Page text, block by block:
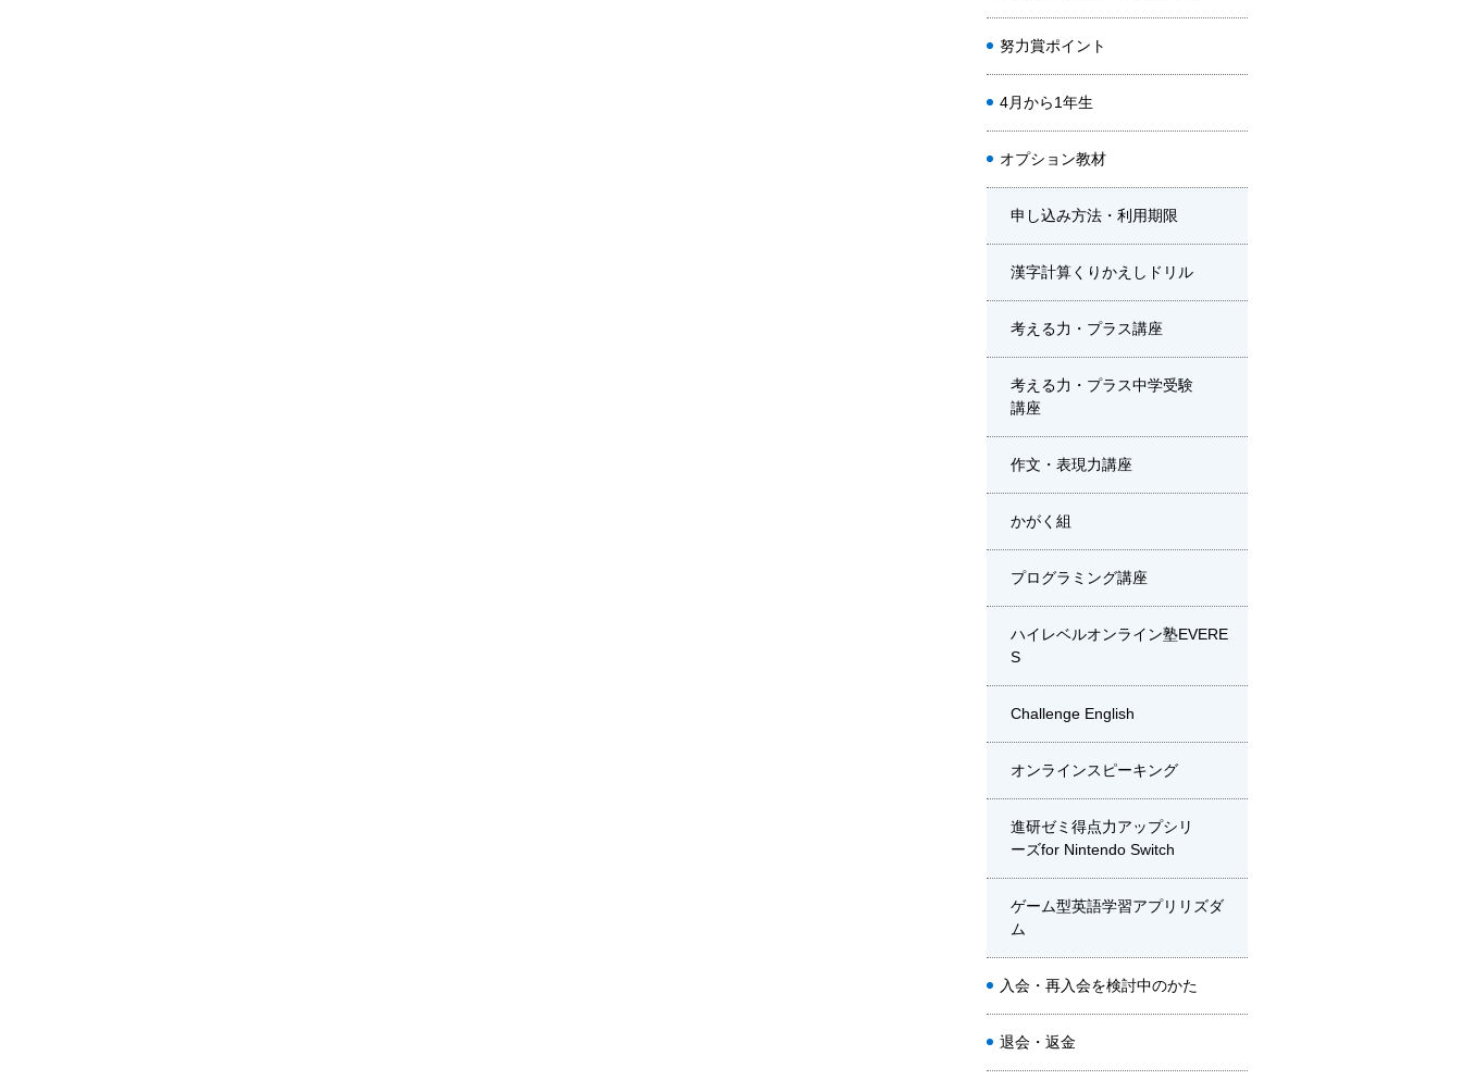
努力賞ポイント
4月から1年生
オプション教材
申し込み方法・利用期限
漢字計算くりかえしドリル
考える力・プラス講座
考える力・プラス中学受験
講座
作文・表現力講座
かがく組
プログラミング講座
ハイレベルオンライン塾EVERE
S
Challenge English
オンラインスピーキング
進研ゼミ得点力アップシリ
ーズfor Nintendo Switch
ゲーム型英語学習アプリリズダ
ム
入会・再入会を検討中のかた
退会・返金